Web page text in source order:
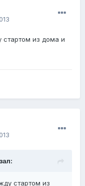
стартом из дома и
стартом из